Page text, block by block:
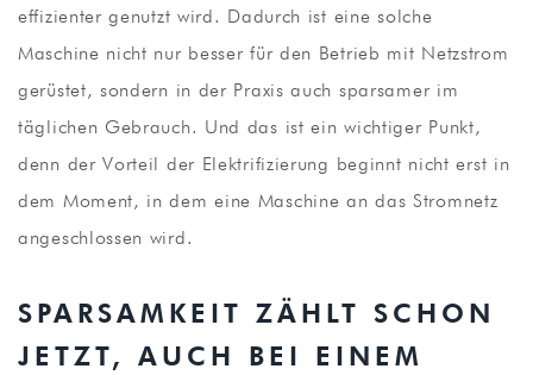
effizienter genutzt wird. Dadurch ist eine solche
Maschine nicht nur besser für den Betrieb mit Netzstrom
gerüstet, sondern in der Praxis auch sparsamer im
täglichen Gebrauch. Und das ist ein wichtiger Punkt,
denn der Vorteil der Elektrifizierung beginnt nicht erst in
dem Moment, in dem eine Maschine an das Stromnetz
angeschlossen wird.
SPARSAMKEIT ZÄHLT SCHON
JETZT, AUCH BEI EINEM